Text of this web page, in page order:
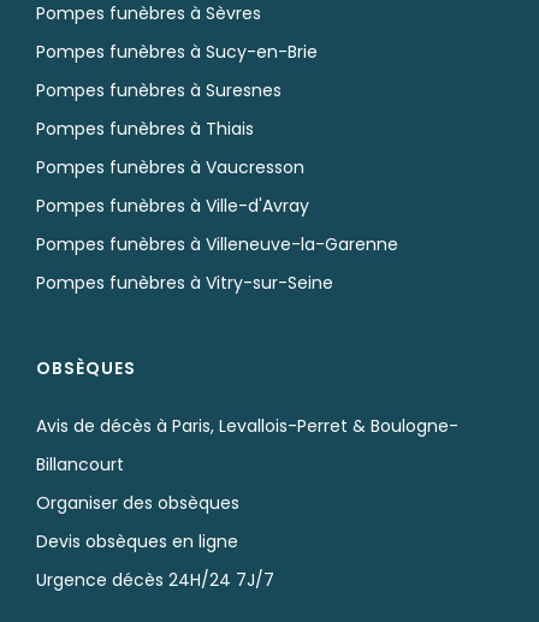
Pompes funèbres à Sèvres
Pompes funèbres à Sucy-en-Brie
Pompes funèbres à Suresnes
Pompes funèbres à Thiais
Pompes funèbres à Vaucresson
Pompes funèbres à Ville-d'Avray
Pompes funèbres à Villeneuve-la-Garenne
Pompes funèbres à Vitry-sur-Seine
OBSÈQUES
Avis de décès à Paris, Levallois-Perret & Boulogne-
Billancourt
Organiser des obsèques
Devis obsèques en ligne
Urgence décès 24H/24 7J/7